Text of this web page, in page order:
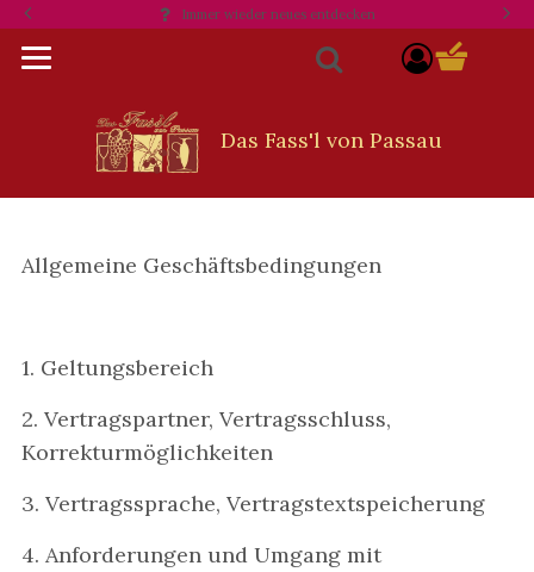
Immer wieder neues entdecken
Allgemeine Geschäftsbedingungen
1. Geltungsbereich
2. Vertragspartner, Vertragsschluss,
Korrekturmöglichkeiten
3. Vertragssprache, Vertragstextspeicherung
4. Anforderungen und Umgang mit